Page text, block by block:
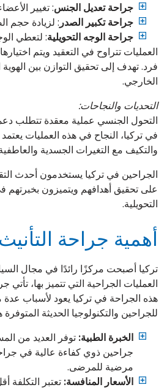
جراحة تعديل الجنس: تغيير
جراحة تكبير الصدر: لزيادة حجم
جراحة الوجه التحويلية: لتعطي
العمليات تتراوح في التعقيد ويتم
فرد. تهدف إلى تحقيق التوازن بين الهوية
الخارجي.
التحديات والنجاحات:
التحول الجنسي عملية معقدة تتطلب
في تركيا، النجاح في هذه العمليات
والتكيف مع التغيرات الجسدية
الجراحين في تركيا يستخدمون أحدث
على تحقيق أهدافهم ويتميزون
التحويلية.
أهمية جراحة
تركيا أصبحت مركزًا رائدًا في مجال
العمليات الجراحية التي تتميز بها، تأتي
هذه الجراحة في تركيا يعود لأسباب عدة
للجراحين والتكنولوجيا الحديثة المتوفرة
الخبرة الطبية: توفر العديد من
جراحين ذوي كفاءة عالية في
مرضية للمرضى.
الأسعار المنافسة: تعتبر التكلفة